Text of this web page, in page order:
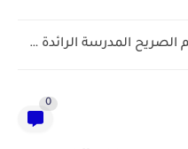
دروس التعليم الصريح المدرسة الرائدة 2024/2025 enseignement explicite
0